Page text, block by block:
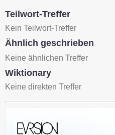
Teilwort-Treffer
Kein Teilwort-Treffer
Ähnlich geschrieben
Keine ähnlichen Treffer
Wiktionary
Keine direkten Treffer